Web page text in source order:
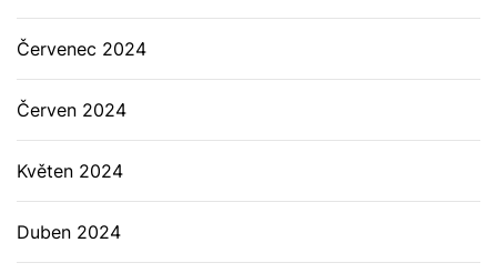
Červenec 2024
Červen 2024
Květen 2024
Duben 2024